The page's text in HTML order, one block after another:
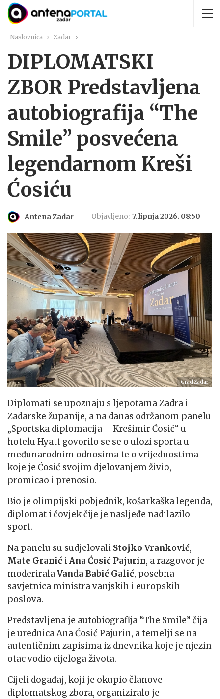
Naslovnica Zadar
DIPLOMATSKI
ZBOR Predstavljena
autobiografija “The
Smile” posvećena
legendarnom Kreši
Ćosiću
Antena Zadar Objavljeno: 7. lipnja 2026. 08:50
Grad Zadar
Diplomati se upoznaju s ljepotama Zadra i
Zadarske županije, a na danas održanom panelu
„Sportska diplomacija – Krešimir Ćosić“ u
hotelu Hyatt govorilo se se o ulozi sporta u
međunarodnim odnosima te o vrijednostima
koje je Ćosić svojim djelovanjem živio,
promicao i prenosio.
Bio je olimpijski pobjednik, košarkaška legenda,
diplomat i čovjek čije je nasljeđe nadilazilo
sport.
Na panelu su sudjelovali Stojko Vranković,
Mate Granić iAna Ćosić Pajurin, a razgovor je
moderiralaVanda Babić Galić, posebna
savjetnica ministra vanjskih i europskih
poslova.
Predstavljena je autobiografija “The Smile” čija
je urednica Ana Ćosić Pajurin, a temelji se na
autentičnim zapisima iz dnevnika koje je njezin
otac vodio cijeloga života.
Cijeli događaj, koji je okupio članove
diplomatskog zbora, organiziralo je